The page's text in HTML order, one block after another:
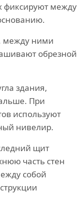
фиксируют между
между ними
обрезной
здания,
При
используют
нивелир.
щит
часть стен
собой